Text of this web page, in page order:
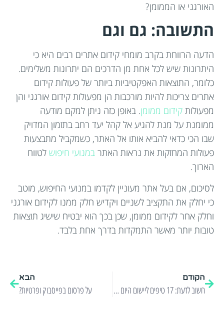
האורגני או הממומן?
התשובה: גם וגם
הדעה הרווחת בקרב מומחי קידום אתרים רבים היא כי
היתרונות שיש לכל אחת מן הדרכים הם יתרונות משלימים.
כלומר, התוצאות האפקטיביות ביותר של פעולות קידום
אתרים צריכות להיות מורכבות הן מפעולות קידום אורגני והן
מפעולות קידום ממומן. באופן כזה ניתן למקם מודעה
ממומנת על מנת להגיע אל קהל יעד רחב בתזמון המדויק
שבו הכי כדאי להביא אותו אל האתר, כשמקביל מתבצעות
פעולות המחזקות את נראות האתר במנועי חיפוש לטווח
הארוך.
לסיכום, אם בעל אתר מעוניין לקדמו במנועי החיפוש, מוטב
כי יחלק את התקציב לשניים ויקדיש חלק ממנו לקידום אורגני
וחלק אחר לקידום ממומן, שכן בכך הוא יבטיח שישיג תוצאות
טובות יותר מאשר התמקדות בדרך אחת בלבד.
הקודם
חשוב לדעת: 17 טיפים ליישום היום כדי לייצר עוד לקוחות באמצעות שיווק פייסבוק
הבא
על פרסום בפייסבוק ופרטיות?